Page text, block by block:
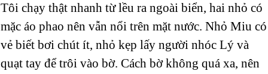
Tôi chạy thật nhanh từ lều ra ngoài biển, hai nhỏ có
mặc áo phao nên vẫn nổi trên mặt nước. Nhỏ Miu có
vẻ biết bơi chút ít, nhỏ kẹp lấy người nhóc Lý và
quạt tay để trôi vào bờ. Cách bờ không quá xa, nên